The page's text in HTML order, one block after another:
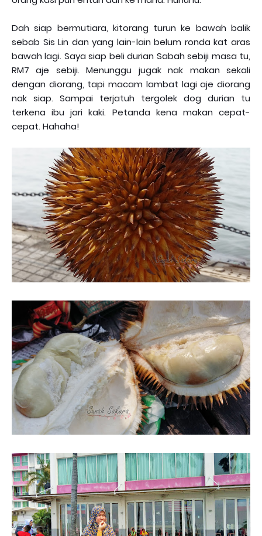
Dah siap bermutiara, kitorang turun ke bawah balik
sebab Sis Lin dan yang lain-lain belum ronda kat aras
bawah lagi. Saya siap beli durian Sabah sebiji masa tu,
RM7 aje sebiji. Menunggu jugak nak makan sekali
dengan diorang, tapi macam lambat lagi aje diorang
nak siap. Sampai terjatuh tergolek dog durian tu
terkena ibu jari kaki. Petanda kena makan cepat-
cepat. Hahaha!